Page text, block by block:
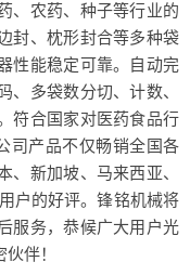
、农药、种子等行业的
封、枕形封合等多种袋
性能稳定可靠。自动完
、多袋数分切、计数、
符合国家对医药食品行
司产品不仅畅销全国各
、新加坡、马来西亚、
户的好评。锋铭机械将
服务，恭候广大用户光
伴！